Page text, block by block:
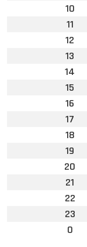
10
11
12
13
14
15
16
17
18
19
20
21
22
23
0